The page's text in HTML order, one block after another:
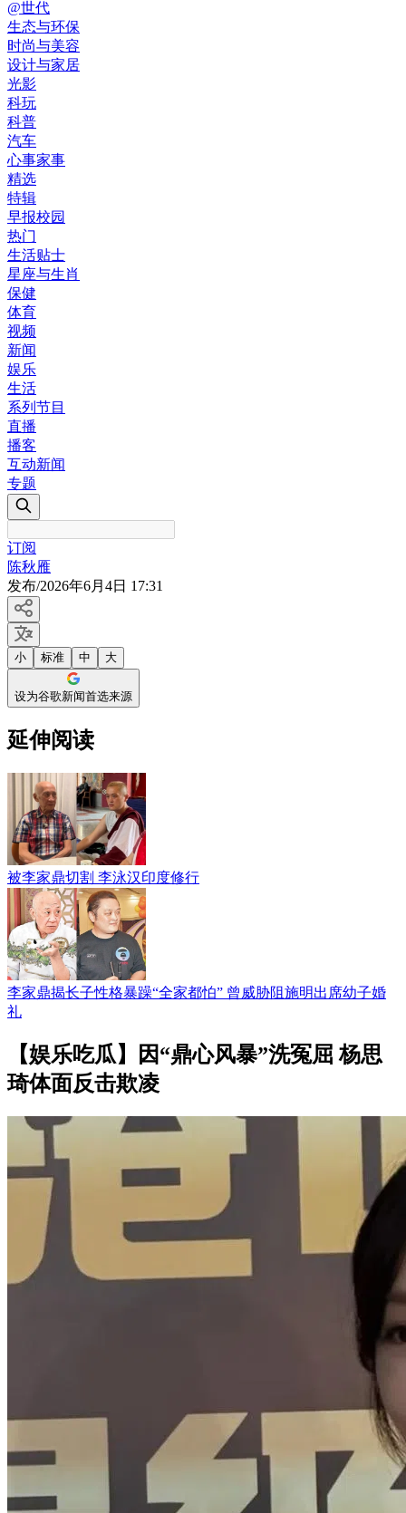
@世代
生态与环保
时尚与美容
设计与家居
光影
科玩
科普
汽车
心事家事
精选
特辑
早报校园
热门
生活贴士
星座与生肖
保健
体育
视频
新闻
娱乐
生活
系列节目
直播
播客
互动新闻
专题
订阅
陈秋雁
发布/2026年6月4日 17:31
小 标准 中 大
设为谷歌新闻首选来源
延伸阅读
被李家鼎切割 李泳汉印度修行
李家鼎揭长子性格暴躁“全家都怕” 曾威胁阻施明出席幼子婚
礼
【娱乐吃瓜】因“鼎心风暴”洗冤屈 杨思
琦体面反击欺凌